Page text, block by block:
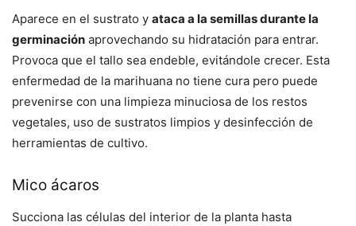
Aparece en el sustrato y ataca a la semillas durante la
germinación aprovechando su hidratación para entrar.
Provoca que el tallo sea endeble, evitándole crecer. Esta
enfermedad de la marihuana no tiene cura pero puede
prevenirse con una limpieza minuciosa de los restos
vegetales, uso de sustratos limpios y desinfección de
herramientas de cultivo.
Mico ácaros
Succiona las células del interior de la planta hasta